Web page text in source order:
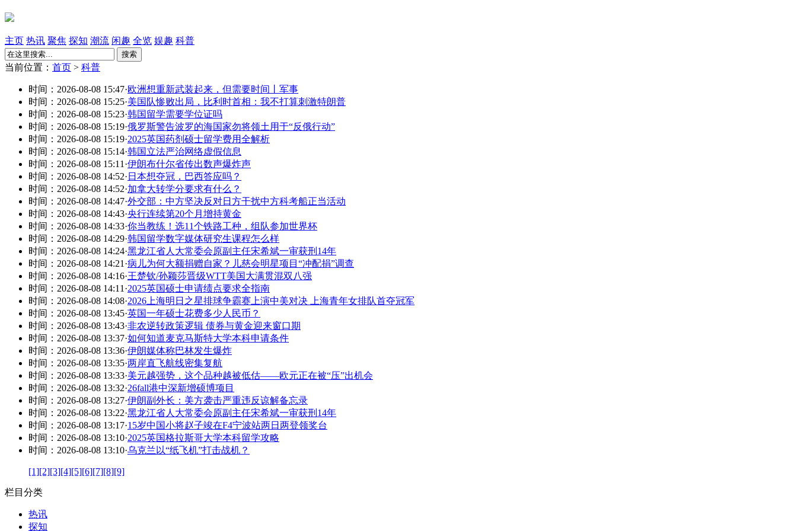
主页 热讯 聚焦 探知 潮流 闲趣 全览 娱趣 科普
搜索
当前位置： 首页 > 科普
时间：2026-08-08 15:47·欧洲想重新武装起来，但需要时间丨军事
时间：2026-08-08 15:25·美国队惨败出局，比利时首相：我不打算刺激特朗普
时间：2026-08-08 15:23·韩国留学需要学位证吗
时间：2026-08-08 15:19·俄罗斯警告波罗的海国家勿将领土用于“反俄行动”
时间：2026-08-08 15:19·2025英国药剂硕士留学费用全解析
时间：2026-08-08 15:14·韩国立法严治网络虚假信息
时间：2026-08-08 15:11 ·伊朗布什尔省传出数声爆炸声
时间：2026-08-08 14:52· 日本想夺冠，巴西答应吗？
时间：2026-08-08 14:52·加拿大转学分要求有什么？
时间：2026-08-08 14:47·外交部：中方坚决反对日方干扰中方科考船正当活动
时间：2026-08-08 14:43·央行连续第20个月增持黄金
时间：2026-08-08 14:33·你当教练！选11个铁路工种，组队参加世界杯
时间：2026-08-08 14:29·韩国留学数字媒体研究生课程怎么样
时间：2026-08-08 14:24·黑龙江省人大常委会原副主任宋希斌一审获刑14年
时间：2026-08-08 14:21 ·病儿为何大额捐赠自家？儿慈会明星项目“冲配捐”调查
时间：2026-08-08 14:16·王楚钦/孙颖莎晋级WTT美国大满贯混双八强
时间：2026-08-08 14:11 ·2025英国硕士申请绩点要求全指南
时间：2026-08-08 14:08·2026上海明日之星排球争霸赛上演中美对决 上海青年女排队首夺冠军
时间：2026-08-08 13:45·英国一年硕士花费多少人民币？
时间：2026-08-08 13:43·非农逆转政策逻辑 债券与黄金迎来窗口期
时间：2026-08-08 13:37·如何知道麦克马斯特大学本科申请条件
时间：2026-08-08 13:36·伊朗媒体称巴林发生爆炸
时间：2026-08-08 13:35·两岸直飞航线密集复航
时间：2026-08-08 13:33·美元越强势，这个品种越被低估——欧元正在被“压”出机会
时间：2026-08-08 13:32·26fall港中深新增硕博项目
时间：2026-08-08 13:27·伊朗副外长：美方袭击严重违反谅解备忘录
时间：2026-08-08 13:22·黑龙江省人大常委会原副主任宋希斌一审获刑14年
时间：2026-08-08 13:17·15岁中国小将赵子竣在F4宁波站两日两登领奖台
时间：2026-08-08 13:10·2025英国格拉斯哥大学本科留学攻略
时间：2026-08-08 13:10·乌克兰以“纸飞机”打击战机？
[1][2][3][4][5][6][7][8][9]
栏目分类
热讯
探知